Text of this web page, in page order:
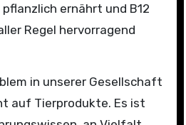
ernährt und B12
Regel hervorragend
in unserer Gesellschaft
auf Tierprodukte. Es ist